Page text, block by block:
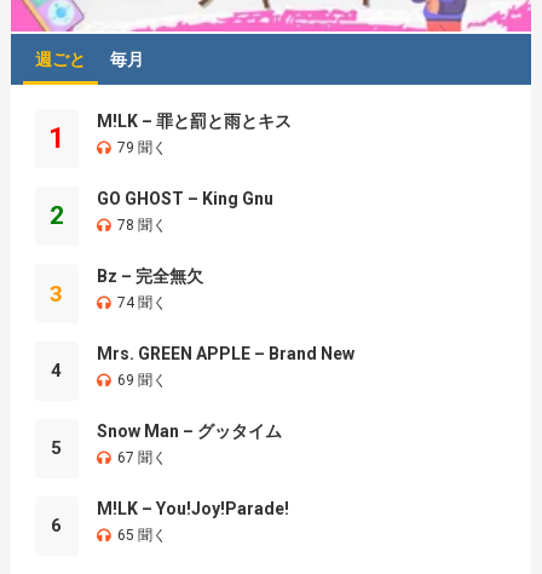
週ごと 毎月
1
M!LK – 罪と罰と雨とキス
79 聞く
2
GO GHOST – King Gnu
78 聞く
3
Bz – 完全無欠
74 聞く
4
Mrs. GREEN APPLE – Brand New
69 聞く
5
Snow Man – グッタイム
67 聞く
6
M!LK – You!Joy!Parade!
65 聞く